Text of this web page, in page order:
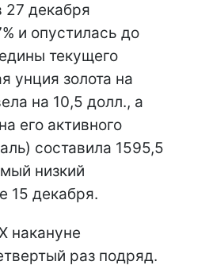
27 декабря
и опустилась до
текущего
унция золота на
на 10,5 долл., а
его активного
составила 1595,5
низкий
15 декабря.
накануне
раз подряд.